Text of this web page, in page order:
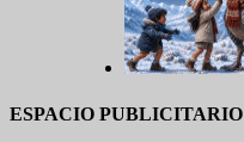
ESPACIO PUBLICITARIO